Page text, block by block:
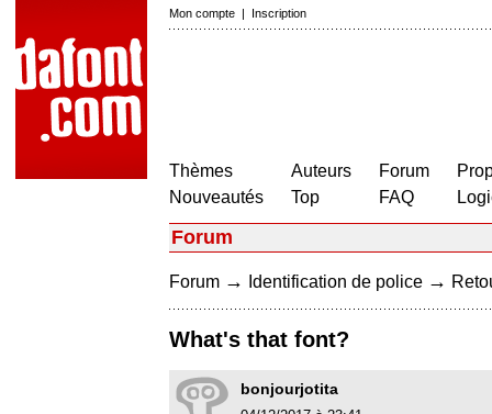
Mon compte | Inscription
Thèmes
Nouveautés
Auteurs
Top
Forum
FAQ
Forum
Forum → Identification de police →
What's that font?
bonjourjotita